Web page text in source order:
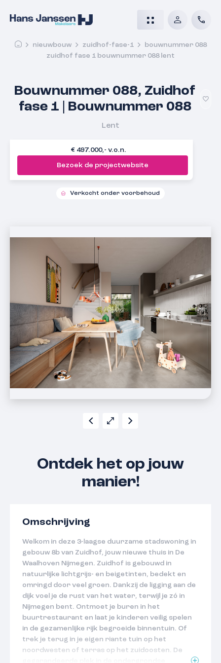
nieuwbouw zuidhof-fase-1
bouwnummer 088
zuidhof fase 1 bouwnummer 088 lent
Bouwnummer 088, Zuidhof
fase 1 | Bouwnummer 088
Lent
€ 497.000,- v.o.n.
Bezoek de projectwebsite
Verkocht onder voorbehoud
Ontdek het op jouw
manier!
Omschrijving
Welkom in deze 3-laagse duurzame stadswoning in
gebouw 8b van Zuidhof, jouw nieuwe thuis in De
Waalhoven Nijmegen. Zuidhof is gebouwd in
natuurlijke lichtgrijs- en beigetinten, bedekt en
omringd door veel groen. Dankzij de ligging aan de
dijk voel je de rust van het water, terwijl je zó in
Nijmegen bent. Ontmoet je buren in het
buurtrestaurant en laat je kinderen veilig spelen
in de gezamenlijke rijk begroeide binnentuin. Of
trek je terug in je eigen riante tuin op het
noordwesten of terras op het zuidoosten. De